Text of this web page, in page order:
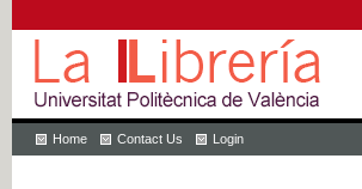
Home Contact Us Login